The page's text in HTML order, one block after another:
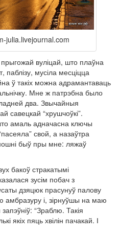
julia.livejournal.com
вуліцай, што плаўна
паблізу, мусіла месціцца
ў такіх можна адрамантаваць
Мне ж патрэбна было
два. Звычайныя
савецкай “хрушчоўкі”.
амаль адначасна ключы
свой, а назаўтра
быў пры мне: ляжаў
бакоў стракатымі
зусім побач з
дзяцюк прасунуў палову
амбразуру і, зірнуўшы на маю
“Зраблю. Такія
якіх пяць хвілін пачакай. І